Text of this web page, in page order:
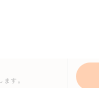
す。